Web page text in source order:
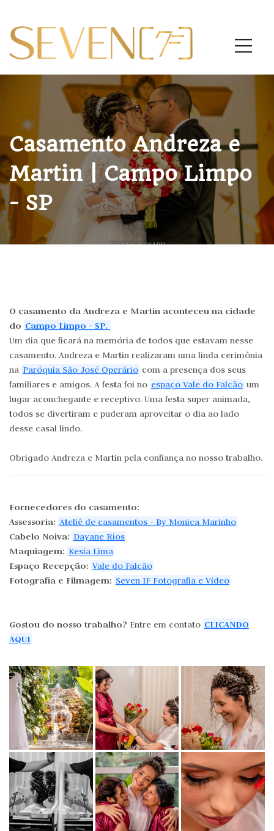
Casamento Andreza e
Martin | Campo Limpo
- SP
O casamento da Andreza e Martin aconteceu na cidade
do Campo Limpo - SP.
Um dia que ficará na memória de todos que estavam nesse
casamento. Andreza e Martin realizaram uma linda cerimônia
na Paróquia São José Operário com a presença dos seus
familiares e amigos. A festa foi no espaço Vale do Falcão um
lugar aconchegante e receptivo. Uma festa super animada,
todos se divertiram e puderam aproveitar o dia ao lado
desse casal lindo.
Obrigado Andreza e Martin pela confiança no nosso trabalho.
Fornecedores do casamento:
Assessoria: Ateliê de casamentos - By Monica Marinho
Cabelo Noiva: Dayane Rios
Maquiagem: Kesia Lima
Espaço Recepção: Vale do Falcão
Fotografia e Filmagem: Seven IF Fotografia e Vídeo
Gostou do nosso trabalho? Entre em contato CLICANDO
AQUI